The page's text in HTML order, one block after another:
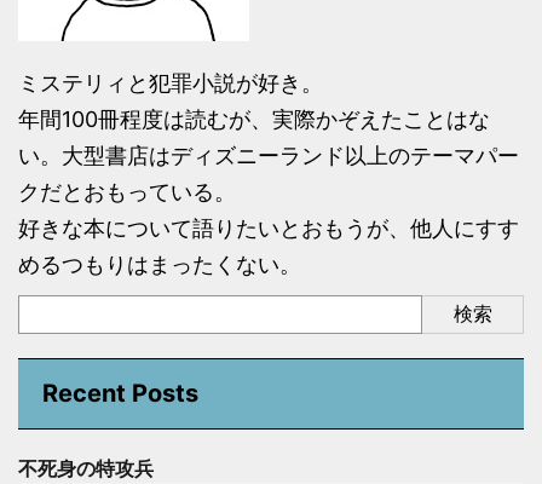
ミステリィと犯罪小説が好き。
年間100冊程度は読むが、実際かぞえたことはな
い。大型書店はディズニーランド以上のテーマパー
クだとおもっている。
好きな本について語りたいとおもうが、他人にすす
めるつもりはまったくない。
検索
Recent Posts
不死身の特攻兵